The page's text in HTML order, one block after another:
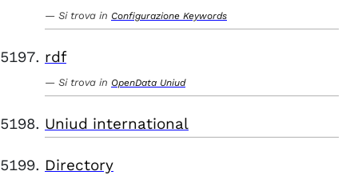
Si trova in Configurazione Keywords
rdf
Si trova in OpenData Uniud
Uniud international
Directory